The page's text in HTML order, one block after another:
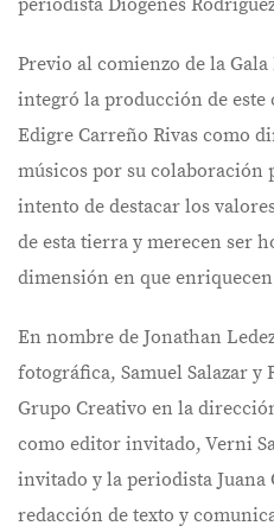
periodista Diógenes
Previo al comienzo de la
integró la producción de este
Edigre Carreño Rivas como
músicos por su colaboración
intento de destacar los
de esta tierra y merecen ser
dimensión en que
En nombre de Jonathan
fotográfica, Samuel Salazar y
Grupo Creativo en la
como editor invitado, Verni
invitado y la periodista Juana
redacción de texto y